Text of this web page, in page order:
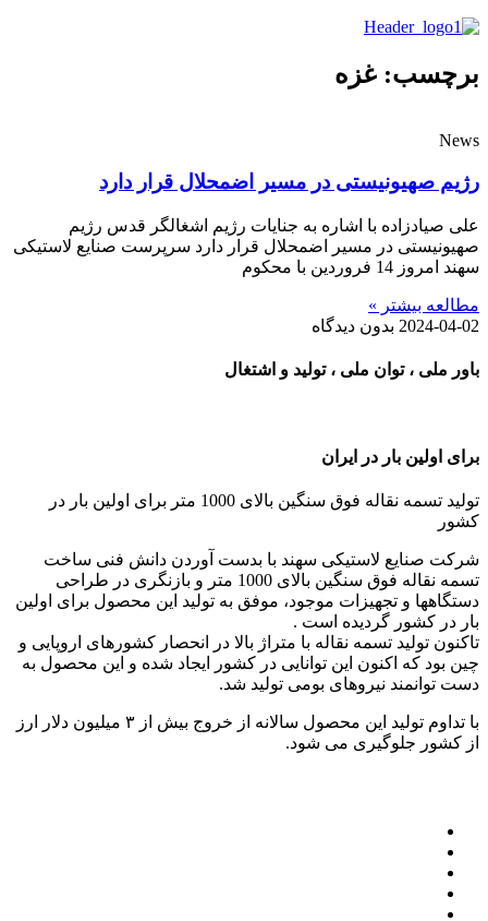
برچسب: غزه
News
رژیم صهیونیستی در مسیر اضمحلال قرار دارد
علی صیادزاده با اشاره به جنایات رژیم اشغالگر قدس رژیم
صهیونیستی در مسیر اضمحلال قرار دارد سرپرست صنایع لاستیکی
سهند امروز 14 فروردین‌ با محکوم
مطالعه بیشتر »
2024-04-02 بدون دیدگاه
باور ملی ، توان ملی ، تولید و اشتغال
برای اولین بار در ایران
تولید تسمه نقاله فوق سنگین بالای 1000 متر برای اولین بار در
کشور
شرکت صنایع لاستیکی سهند با بدست آوردن دانش فنی ساخت
تسمه نقاله فوق سنگین بالای 1000 متر و بازنگری در طراحی
دستگاهها و تجهیزات موجود، موفق به تولید این محصول برای اولین
بار در کشور گردیده است .
تاکنون تولید تسمه نقاله با متراژ بالا در انحصار کشورهای اروپایی و
چین بود که اکنون این توانایی در کشور ایجاد شده و این محصول به
دست توانمند نیروهای بومی تولید شد.
با تداوم تولید این محصول سالانه از خروج بیش از ۳ میلیون دلار ارز
از کشور جلوگیری می شود.